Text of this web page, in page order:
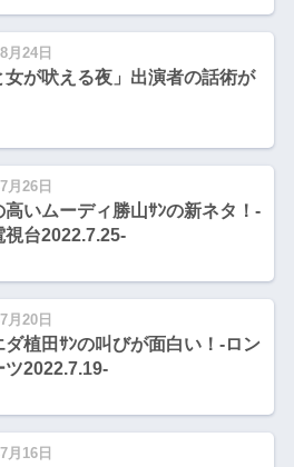
月24日
女が吠える夜」出演者の話術が
月26日
高いムーディ勝山ｻﾝの新ネタ！-
視台2022.7.25-
月20日
ダ植田ｻﾝの叫びが面白い！-ロン
ツ2022.7.19-
月16日